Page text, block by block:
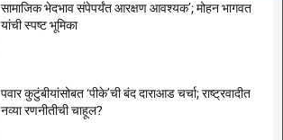
सामाजिक भेदभाव संपेपर्यंत आरक्षण आवश्यक’; मोहन भागवत
यांची स्पष्ट भूमिका
पवार कुटुंबीयांसोबत ‘पीके’ची बंद दाराआड चर्चा; राष्ट्रवादीत
नव्या रणनीतीची चाहूल?